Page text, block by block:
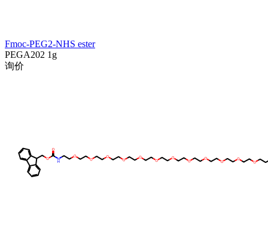
Fmoc-PEG2-NHS ester
PEGA202 1g
询价